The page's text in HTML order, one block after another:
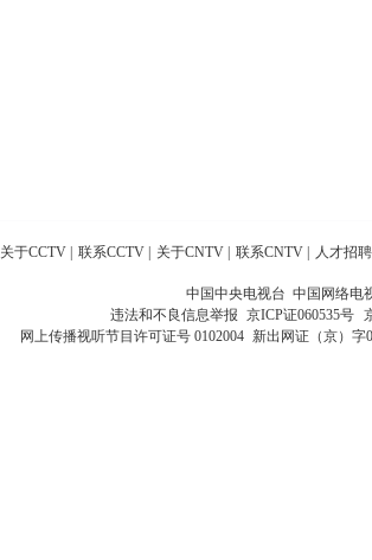
关于CCTV 联系CCTV 关于CNTV 联系CNTV 人才招聘
中国中央电视台 中国网络电
违法和不良信息举报 京ICP证060535号
网上传播视听节目许可证号 0102004 新出网证（京）